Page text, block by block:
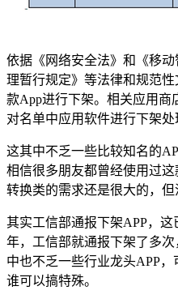
依据《网络安全法》和《移
理暂行规定》等法律和规范
款App进行下架。相关应用商
对名单中应用软件进行下架处
这其中不乏一些比较知名的
相信很多朋友都曾经使用过
转换类的需求还是很大的，但
其实工信部通报下架APP，
年，工信部就通报下架了多
中也不乏一些行业龙头APP
谁可以搞特殊。